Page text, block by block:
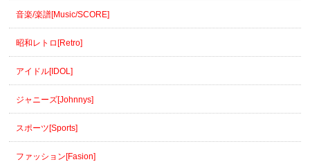
音楽/楽譜[Music/SCORE]
昭和レトロ[Retro]
アイドル[IDOL]
ジャニーズ[Johnnys]
スポーツ[Sports]
ファッション[Fasion]